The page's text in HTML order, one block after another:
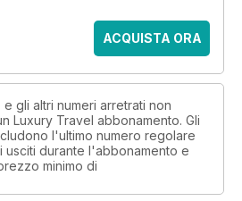
as it settles into a new era under
to the world of luxury travel.
ACQUISTA ORA
gli altri numeri arretrati non
Luxury Travel abbonamento. Gli
l'ultimo numero regolare
usciti durante l'abbonamento e
minimo di